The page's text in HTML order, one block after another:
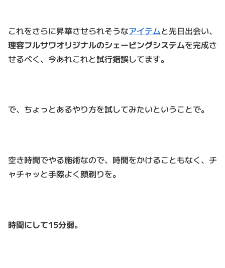
これをさらに昇華させられそうなアイテムと先日出会い、
理容フルサワオリジナルのシェービングシステムを完成さ
せるべく、今あれこれと試行錯誤してます。
で、ちょっとあるやり方を試してみたいということで。
空き時間でやる施術なので、時間をかけることもなく、チ
ャチャッと手際よく顔剃りを。
時間にして15分弱。